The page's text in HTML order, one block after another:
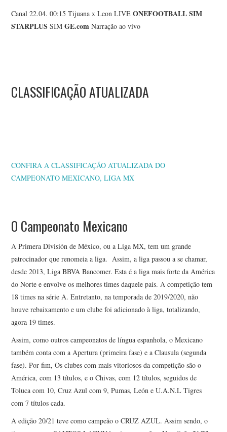
Canal 22.04. 00:15 Tijuana x Leon LIVEONEFOOTBALL SIM
STARPLUS SIMGE.com Narração ao vivo
CLASSIFICAÇÃO ATUALIZADA
CONFIRA A CLASSIFICAÇÃO ATUALIZADA DO
CAMPEONATO MEXICANO, LIGA MX
O Campeonato Mexicano
A Primera División de México, ou a Liga MX, tem um grande
patrocinador que renomeia a liga. Assim, a liga passou a se chamar,
desde 2013, Liga BBVA Bancomer. Esta é a liga mais forte da América
do Norte e envolve os melhores times daquele país. A competição tem
18 times na série A. Entretanto, na temporada de 2019/2020, não
houve rebaixamento e um clube foi adicionado à liga, totalizando,
agora 19 times.
Assim, como outros campeonatos de língua espanhola, o Mexicano
também conta com a Apertura (primeira fase) e a Clausula (segunda
fase). Por fim, Os clubes com mais vitoriosos da competição são o
América, com 13 títulos, e o Chivas, com 12 títulos, seguidos de
Toluca com 10, Cruz Azul com 9, Pumas, León e U.A.N.L Tigres
com 7 títulos cada.
A edição 20/21 teve como campeão o CRUZ AZUL. Assim sendo, o